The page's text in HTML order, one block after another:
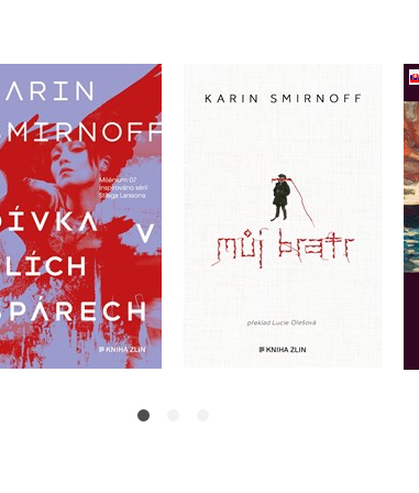
Dívka v orlích spárech
Karin Smirnoff
Do košíku
469 Kč
375 Kč
Můj bratr
399 Kč
319 Kč